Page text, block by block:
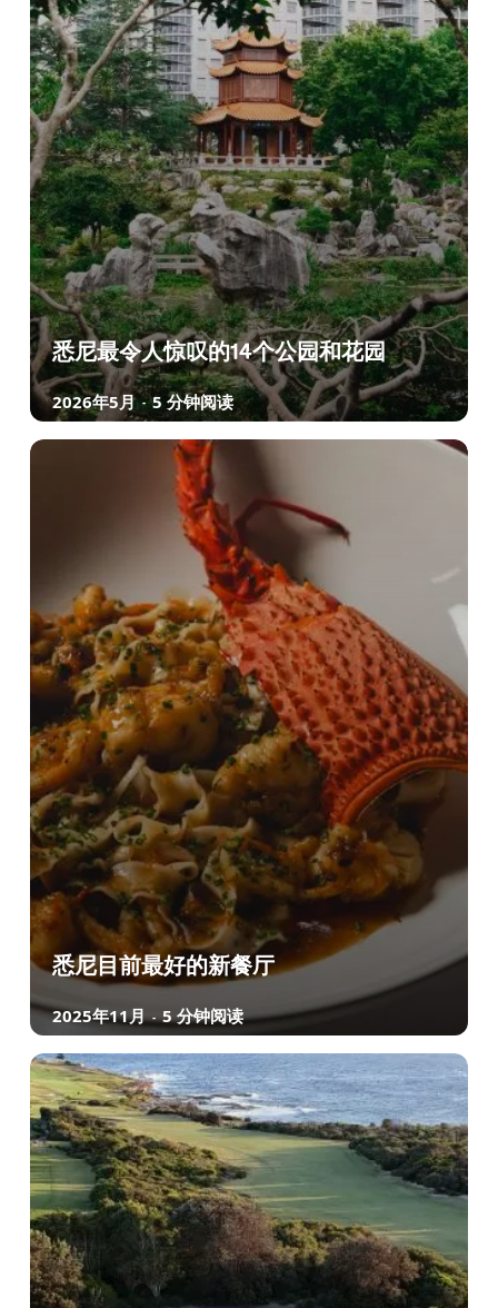
悉尼最令人惊叹的14个公园和花园
2026年5月 - 5 分钟阅读
悉尼目前最好的新餐厅
2025年11月 - 5 分钟阅读